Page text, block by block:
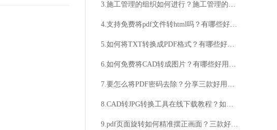
3.施工管理的组织如何进行？施工管理的组织有哪些要素？
4.支持免费将pdf文件转html吗？有哪些好用的在线pdf转htmll工具？
5.如何将TXT转换成PDF格式？有哪些好用的在线TXT转换PDF方法？
6.如何免费将CAD转成图片？有哪些好用的CAD转换图片工具？
7.要怎么将PDF密码去除？分享三款好用的PDF去除密码方法！
8.CAD转JPG转换工具在线下载教程？如何使用该工具进行文件格式转换？
9.pdf页面旋转如何精准摆正画面？三款好用的在线工具轻松完成PDF旋转调整！